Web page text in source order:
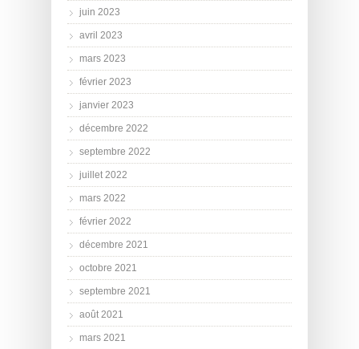
juin 2023
avril 2023
mars 2023
février 2023
janvier 2023
décembre 2022
septembre 2022
juillet 2022
mars 2022
février 2022
décembre 2021
octobre 2021
septembre 2021
août 2021
mars 2021